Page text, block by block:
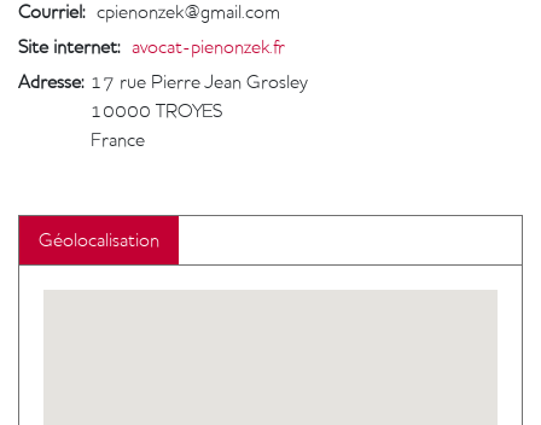
Courriel: cpienonzek@gmail.com
Site internet: avocat-pienonzek.fr
Adresse: 17 rue Pierre Jean Grosley
10000 TROYES
France
Géolocalisation